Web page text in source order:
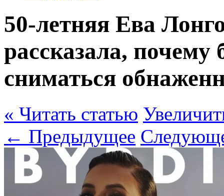
50-летняя Ева
рассказала, почему
сниматься
« Читать статью
← Предыдущее